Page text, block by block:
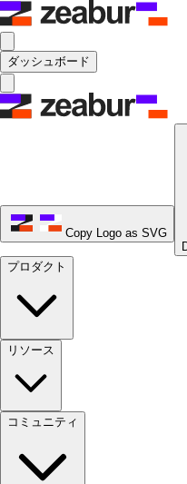
ダッシュボード
Copy Logo as SVG
プロダクト
リソース
コミュニティ